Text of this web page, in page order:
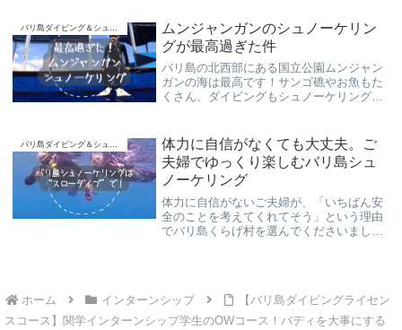
させて頂きました！
バリ島ダイビング＆シュノーケリング
ムンジャンガンのシュノーケリン
グが最高過ぎた件
バリ島の北西部にある国立公園ムンジャン
ガンの海は最高です！サンゴ礁やお魚もた
くさん、ダイビングもシュノーケリングも
旅行の選択肢に、是非ムンジャンガン島
を！
バリ島ダイビング＆シュノーケリング
体力に自信がなくても大丈夫。ご
夫婦でゆっくり楽しむバリ島シュ
ノーケリング
体力に自信がないご夫婦が、「いちばん安
全のことを考えてくれてそう」という理由
でバリ島くらげ村を選んでくださいまし
ホーム
インターンシップ
【バリ島ダイビングライセン
スコース】関学インターンシップ学生のOWコース！バディを大事にする